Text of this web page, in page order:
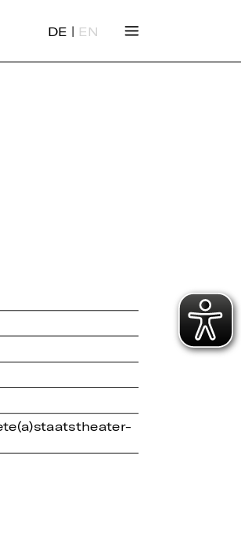
DE | EN